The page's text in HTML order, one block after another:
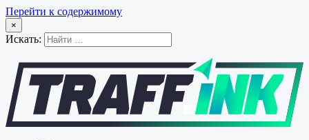
Перейти к содержимому
×
Искать: